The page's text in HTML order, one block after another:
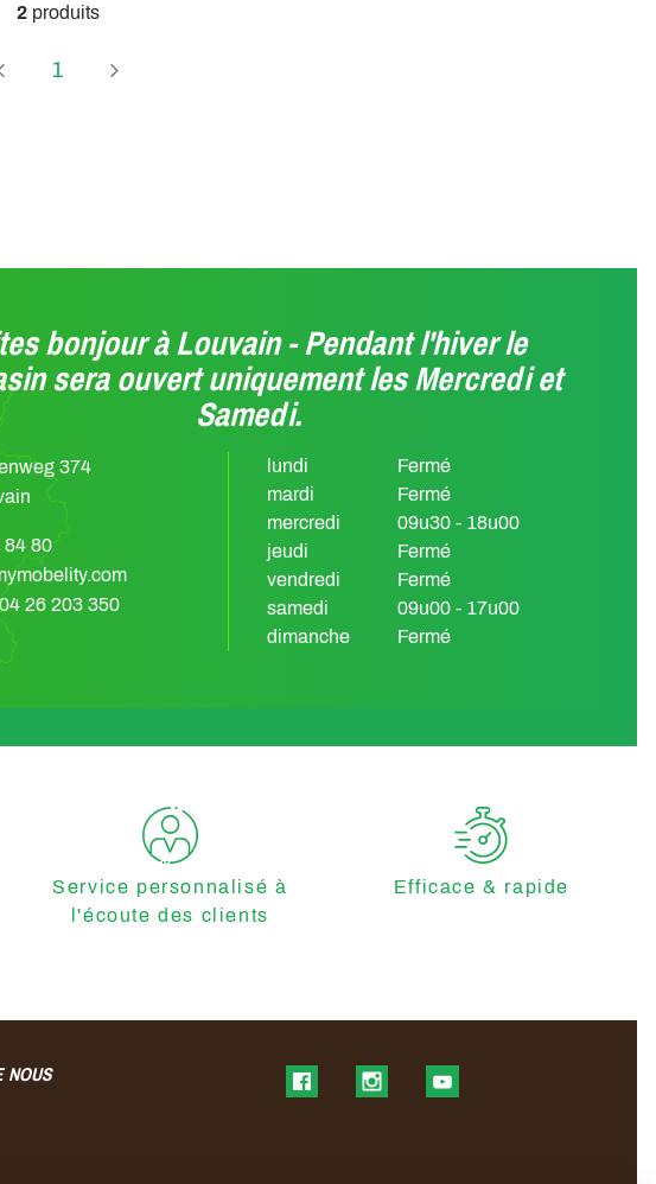
Page
1
2 produits
bonjour à Louvain - Pendant l'hiver le
sera ouvert uniquement les Mercredi et
Samedi.
374
84 80
26 203 350
lundi
Fermé
mardi
Fermé
mercredi
09u30 - 18u00
jeudi
Fermé
vendredi
Fermé
samedi
09u00 - 17u00
dimanche
Fermé
Service personnalisé à
l'écoute des clients
Efficace & rapide
NOUS Find us on FacebookFind us on InstagramFind us on YouTube